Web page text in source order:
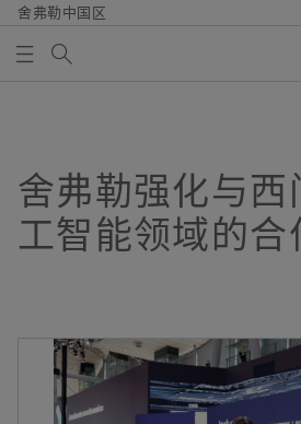
舍弗勒中国区
公司
历史
采购与供应商管理
市场与销售
产品和解决方案
E-Mobility
Vehicle Lifetime Solutions
Bearings & Industrial Solutions
职业
职位搜索
招聘活动
共同成长
企业新闻 & 媒体
新闻发布
汽车产业变革下，舍弗勒的思与
媒体图书馆
Facebook
XING
There are no items in your Media
new elements button:
Collect media
You can collect several
in the shopping basket.
quantity for each medium
舍弗勒强化与西
工智能领域的合